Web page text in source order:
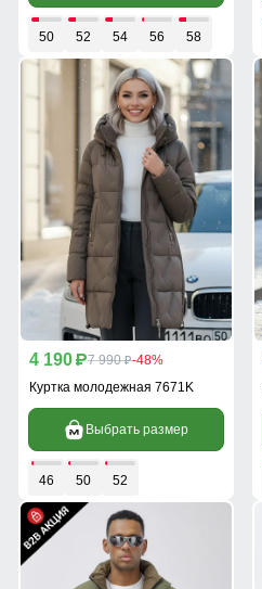
50 52 54 56 58
4 190 p7 990 p-48%
Куртка молодежная 7671K
Выбрать размер
46 50 52